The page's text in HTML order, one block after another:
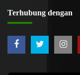
Terhubung dengan